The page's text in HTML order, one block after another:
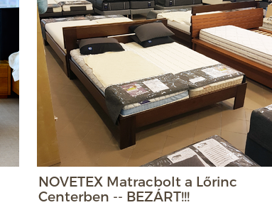
NOVETEX Matracbolt a Lőrinc
Centerben -- BEZÁRT!!!